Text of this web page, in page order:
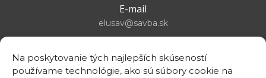
Na poskytovanie tých najlepších skúseností
používame technológie, ako sú súbory cookie na
E-mail
elusav@savba.sk